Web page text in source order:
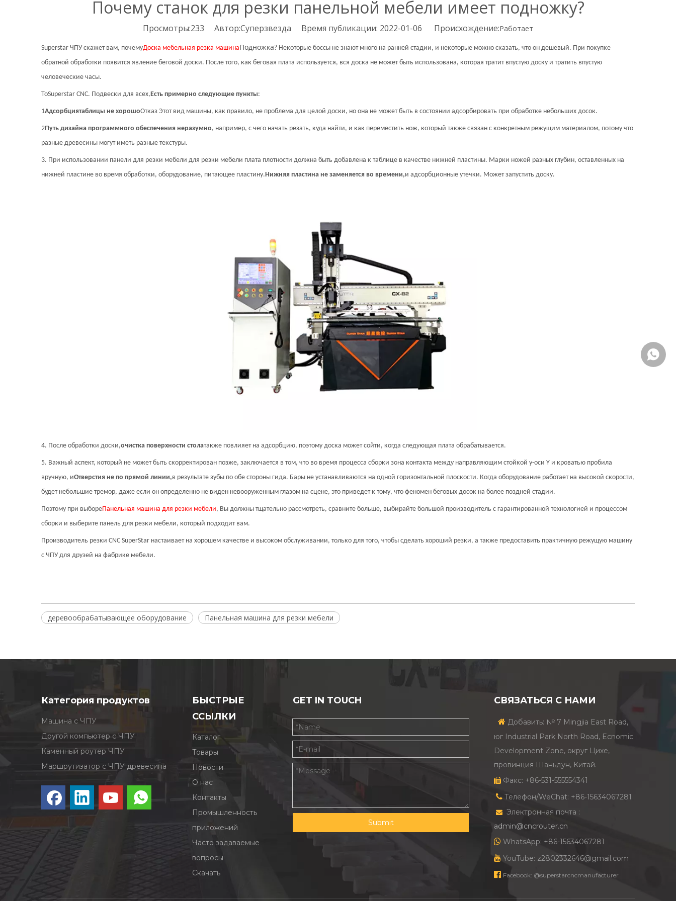
Почему станок для резки панельной мебели имеет подножку?
Просмотры:233 Автор:Суперзвезда Время публикации: 2022-01-06 Происхождение:Работает
Superstar ЧПУ скажет вам, почемуДоска мебельная резка машинаПодножка? Некоторые боссы не знают много на ранней стадии, и некоторые можно сказать, что он дешевый. При покупке
обратной обработки появится явление беговой доски. После того, как беговая плата используется, вся доска не может быть использована, которая тратит впустую доску и тратить впустую
человеческие часы.
ТоSuperstar CNC. Подвески для всех,Есть примерно следующие пункты:
1Адсорбциятаблицы не хорошоОтказ Этот вид машины, как правило, не проблема для целой доски, но она не может быть в состоянии адсорбировать при обработке небольших досок.
2Путь дизайна программного обеспечения неразумно, например, с чего начать резать, куда найти, и как переместить нож, который также связан с конкретным режущим материалом, потому что
разные древесины могут иметь разные текстуры.
3. При использовании панели для резки мебели для резки мебели плата плотности должна быть добавлена ​​к таблице в качестве нижней пластины. Марки ножей разных глубин, оставленных на
нижней пластине во время обработки, оборудование, питающее пластину.Нижняя пластина не заменяется во времени,и адсорбционные утечки. Может запустить доску.
4. После обработки доски,очистка поверхности столатакже повлияет на адсорбцию, поэтому доска может сойти, когда следующая плата обрабатывается.
5. Важный аспект, который не может быть скорректирован позже, заключается в том, что во время процесса сборки зона контакта между направляющим стойкой y-оси Y и кроватью пробила
вручную, иОтверстия не по прямой линии,в результате зубы по обе стороны гида. Бары не устанавливаются на одной горизонтальной плоскости. Когда оборудование работает на высокой скорости,
будет небольшие тремор, даже если он определенно не виден невооруженным глазом на сцене, это приведет к тому, что феномен беговых досок на более поздней стадии.
Поэтому при выбореПанельная машина для резки мебели, Вы должны тщательно рассмотреть, сравните больше, выбирайте большой производитель с гарантированной технологией и процессом
сборки и выберите панель для резки мебели, который подходит вам.
Производитель резки CNC SuperStar настаивает на хорошем качестве и высоком обслуживании, только для того, чтобы сделать хороший резки, а также предоставить практичную режущую машину
с ЧПУ для друзей на фабрике мебели.
деревообрабатывающее оборудование Панельная машина для резки мебели
Категория продуктов
Машина с ЧПУ
Другой компьютер с ЧПУ
Каменный роутер ЧПУ
Маршрутизатор с ЧПУ древесина
БЫСТРЫЕ
ССЫЛКИ
Каталог
Товары
Новости
О нас
Контакты
Промышленность
приложений
Часто задаваемые
вопросы
Скачать
GET IN TOUCH
Submit
СВЯЗАТЬСЯ С НАМИ
 Добавить: № 7 Mingjia East Road,
юг Industrial Park North Road, Ecnomic
Development Zone, округ Цихе,
провинция Шаньдун, Китай.
 Факс: +86-531-555554341
 Телефон/WeChat: +86-15634067281

Электронная почта :
admin@cncrouter.cn
 WhatsApp: +86-15634067281
 YouTube: z2802332646@gmail.com
 Facebook: @superstarcncmanufacturer